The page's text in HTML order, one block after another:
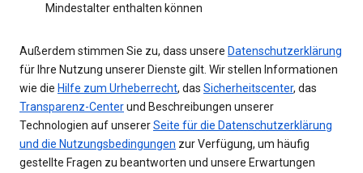
Mindestalter enthalten können
Außerdem stimmen Sie zu, dass unsere Datenschutzerklärung
für Ihre Nutzung unserer Dienste gilt. Wir stellen Informationen
wie die Hilfe zum Urheberrecht, das Sicherheitscenter, das
Transparenz-Centerund Beschreibungen unserer
Technologien auf unsererSeite für die Datenschutzerklärung
und die Nutzungsbedingungen zur Verfügung, um häufig
gestellte Fragen zu beantworten und unsere Erwartungen